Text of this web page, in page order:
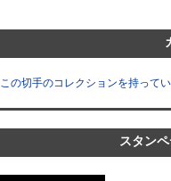
この切手のコレクションを持って
スタン